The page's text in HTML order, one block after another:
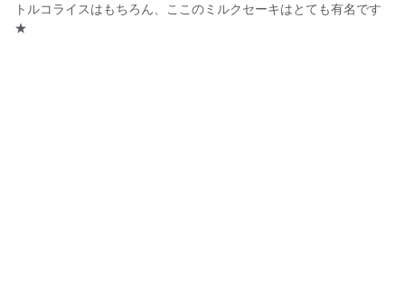
トルコライスはもちろん、ここのミルクセーキはとても有名です
★